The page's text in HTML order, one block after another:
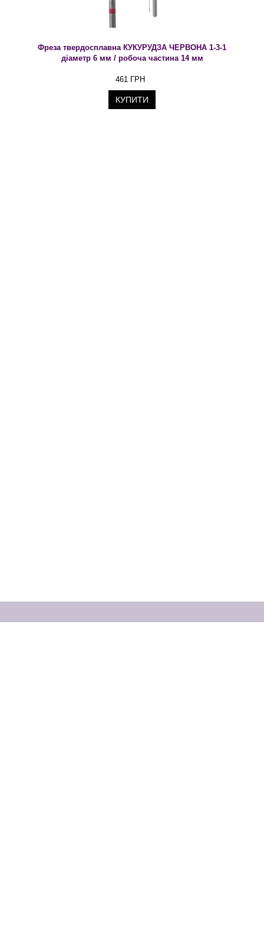
Фреза твердосплавна КУКУРУДЗА ЧЕРВОНА 1-3-1
діаметр 6 мм / робоча частина 14 мм
461 ГРН
КУПИТИ